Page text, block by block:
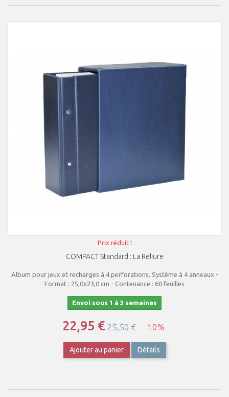
Prix réduit !
COMPACT Standard : La Reliure
Album pour jeux et recharges à 4 perforations. Système à 4 anneaux -
Format : 25,0x23,0 cm - Contenance : 60 feuilles
Envoi sous 1 à 3 semaines
22,95 €25,50 € -10%
Ajouter au panier Détails